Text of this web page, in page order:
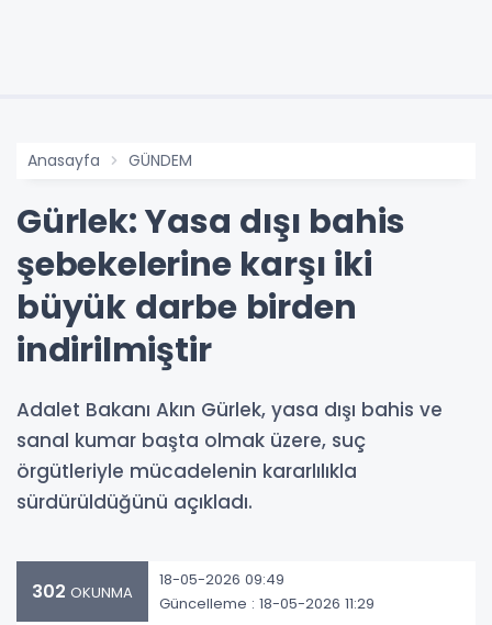
Anasayfa GÜNDEM
Gürlek: Yasa dışı bahis
şebekelerine karşı iki
büyük darbe birden
indirilmiştir
Adalet Bakanı Akın Gürlek, yasa dışı bahis ve
sanal kumar başta olmak üzere, suç
örgütleriyle mücadelenin kararlılıkla
sürdürüldüğünü açıkladı.
302 OKUNMA
18-05-2026 09:49
Güncelleme : 18-05-2026 11:29